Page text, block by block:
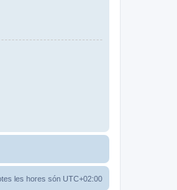
les hores són UTC+02:00